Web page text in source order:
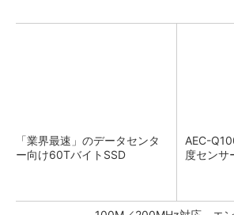
「業界最速」のデータセンタ
ー向け60TバイトSSD
AEC-
度センサ